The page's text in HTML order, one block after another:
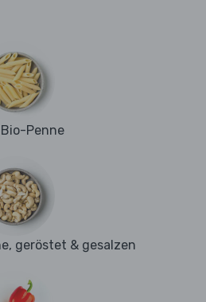
Penne
geröstet & gesalzen